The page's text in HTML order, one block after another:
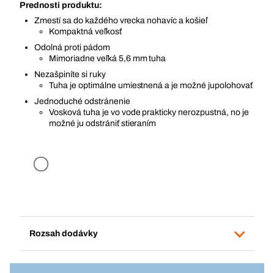
Prednosti produktu:
Zmestí sa do každého vrecka nohavíc a košieľ
Kompaktná veľkosť
Odolná proti pádom
Mimoriadne veľká 5,6 mm tuha
Nezašpiníte si ruky
Tuha je optimálne umiestnená a je možné jupolohovať
Jednoduché odstránenie
Vosková tuha je vo vode prakticky nerozpustná, no je
možné ju odstrániť stieraním
Rozsah dodávky